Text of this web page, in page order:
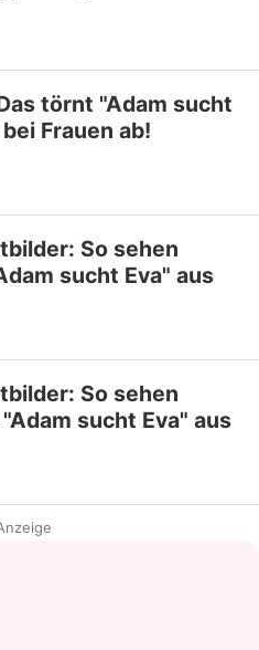
törnt "Adam sucht
Frauen ab!
So sehen
sucht Eva" aus
So sehen
sucht Eva" aus